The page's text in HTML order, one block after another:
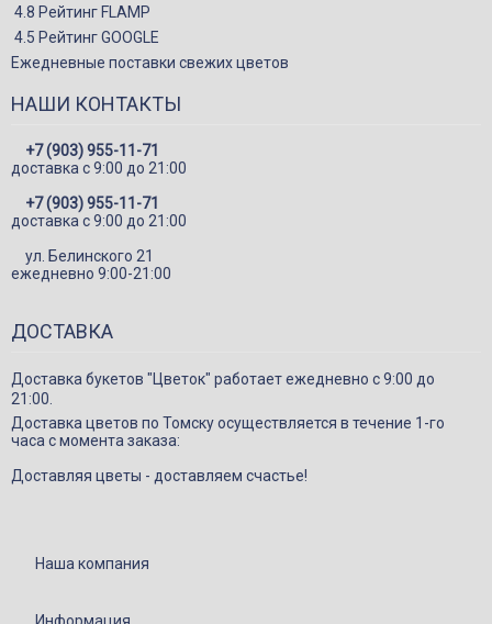
Корзины с цветами
Игрушки
Шарики
Декор в цветы
4.8 Рейтинг FLAMP
4.5 Рейтинг GOOGLE
Ежедневные поставки свежих цветов
НАШИ КОНТАКТЫ
+7 (903) 955-11-71
доставка c 9:00 до 21:00
+7 (903) 955-11-71
доставка c 9:00 до 21:00
ул. Белинского 21
ежедневно 9:00-21:00
ДОСТАВКА
Доставка букетов "Цветок" работает ежедневно с 9:00 до
21:00.
Доставка цветов по Томску осуществляется в течение 1-го
часа с момента заказа:
Доставляя цветы - доставляем счастье!
Наша компания